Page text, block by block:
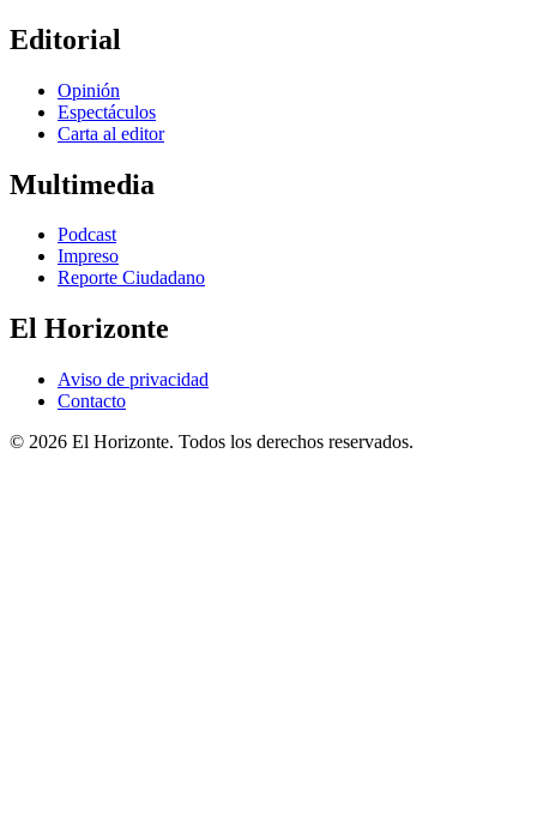
Editorial
Opinión
Espectáculos
Carta al editor
Multimedia
Podcast
Impreso
Reporte Ciudadano
El Horizonte
Aviso de privacidad
Contacto
© 2026 El Horizonte. Todos los derechos reservados.